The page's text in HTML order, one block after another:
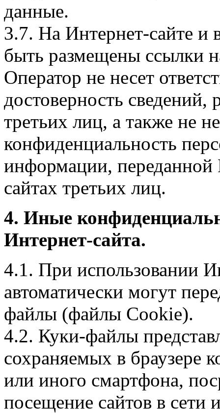
данные.
3.7. На Интернет-сайте
быть размещены ссылки
Оператор не несет
достоверность
третьих лиц, а также не
конфиденциальность
информации, переданной
сайтах третьих лиц.
4. Иные
Интернет-сайта.
4.1. При использовании
автоматически могут
файлы (файлы Cookie).
4.2. Куки-файлы
сохраняемых в браузере
или иного смартфона,
посещение сайтов в сети